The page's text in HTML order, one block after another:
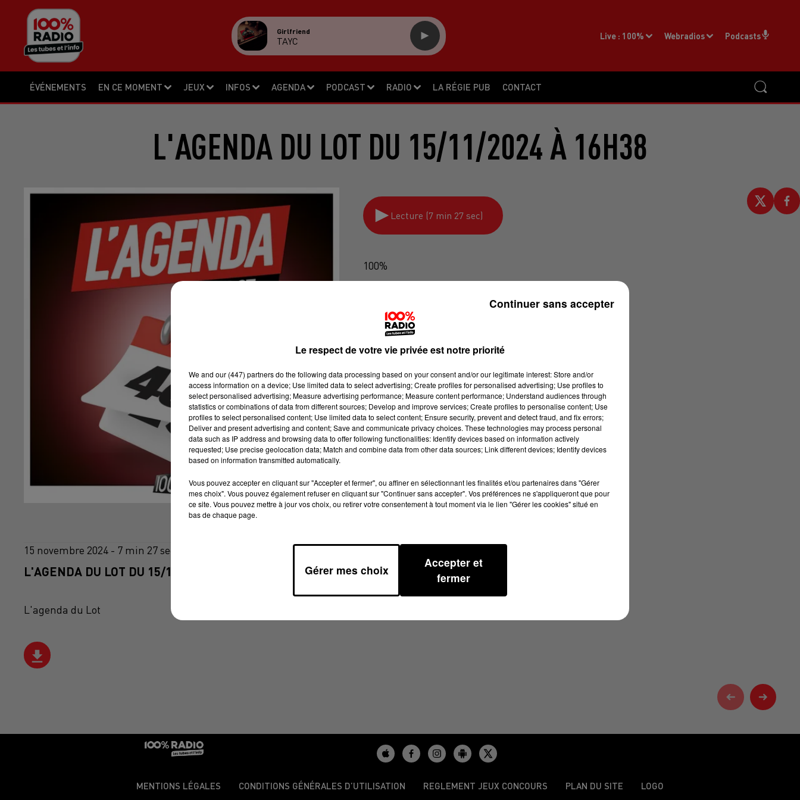
ÉVÉNEMENTS EN CE MOMENT JEUX INFOS AGENDA PODCAST RADIO LA RÉGIE PUB CONTACT
Live : 100% Webradios Podcasts
Girlfriend
TAYC
L'AGENDA DU LOT DU 15/11/2024 À 16H38
Lecture (7 min 27 sec)
100%
15 novembre 2024 - 7 min 27 sec
L'AGENDA DU LOT DU 15/11/2024 À 16H38
L'agenda du Lot
MENTIONS LÉGALES CONDITIONS GÉNÉRALES D’UTILISATION REGLEMENT JEUX CONCOURS PLAN DU SITE LOGO
Le respect de votre vie privée est notre priorité
We and our (447) partnersdo the following data processing based on your consent and/or our legitimate interest: Store and/or
access information on a device; Use limited data to select advertising; Create profiles for personalised advertising; Use profiles to
select personalised advertising; Measure advertising performance; Measure content performance; Understand audiences through
statistics or combinations of data from different sources; Develop and improve services; Create profiles to personalise content; Use
profiles to select personalised content; Use limited data to select content; Ensure security, prevent and detect fraud, and fix errors;
Deliver and present advertising and content; Save and communicate privacy choices. These technologies may process personal
data such as IP address and browsing data to offer following functionalities: Identify devices based on information actively
requested; Use precise geolocation data; Match and combine data from other data sources; Link different devices; Identify devices
based on information transmitted automatically.
Vous pouvez accepter en cliquant sur "Accepter et fermer", ou affiner en sélectionnant les finalités et/ou partenaires dans "Gérer
mes choix". Vous pouvez également refuser en cliquant sur "Continuer sans accepter". Vos préférences ne s'appliqueront que pour
ce site. Vous pouvez mettre à jour vos choix, ou retirer votre consentement à tout moment via le lien "Gérer les cookies" situé en
bas de chaque page.
Gérer mes choix
Accepter et
fermer
Continuer sans accepter